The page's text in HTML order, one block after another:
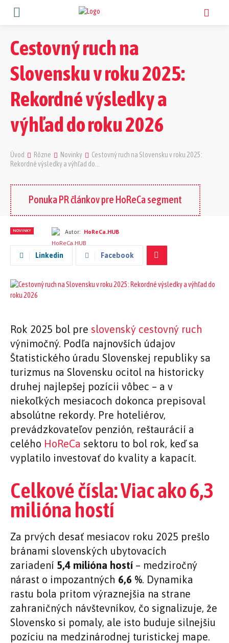
Cestovný ruch na
Slovensku v roku 2025:
Rekordné výsledky a
výhľad do roku 2026
Úvod Rôzne Novinky
Cestovný ruch na Slovensku v roku 2025:
Rekordné výsledky a výhľad do...
Ponuka PR článkov pre HoReCa segment
NOVINKY Autor: HoReCa.HUB
Linkedin Facebook
Rok 2025 bol pre slovenský cestovný ruch
výnimočný. Podľa najnovších údajov
Štatistického úradu Slovenskej republiky sa
turizmus na Slovensku ocitol na historicky
druhej najlepšej pozícii vôbec – a v
niekoľkých mesiacoch dokonca prepisoval
absolútne rekordy. Pre hoteliérov,
prevádzkovateľov penzión, reštaurácií a
celého HoReCa sektoru to bol rok, keď sa
vyplatilo investovať do kvality a kapacít.
Celkové čísla: Viac ako 6,3
milióna hostí
Za prvých desať mesiacov roku 2025 prešlo
bránami slovenských ubytovacích
zariadení 5,4 milióna hostí – medziročný
nárast o impozantných 6,6 %. Dynamika
rastu bola pritom výraznejšia na strane
zahraničných návštevníkov, čo signalizuje, že
Slovensko si pomaly, ale isto buduje silnejšiu
pozíciu na medzinárodnej turistickej mape.